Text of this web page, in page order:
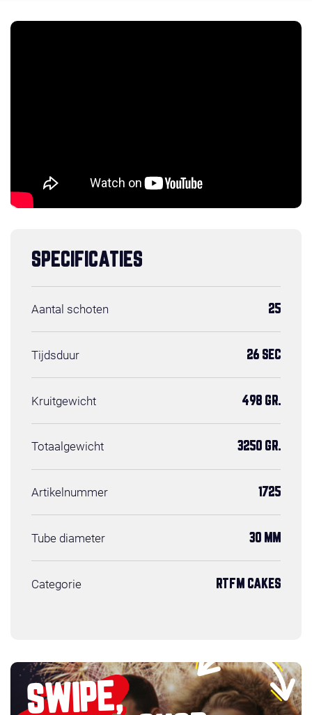
SPECIFICATIES
Aantal schoten 25
Tijdsduur 26 SEC
Kruitgewicht 498 GR.
Totaalgewicht 3250 GR.
Artikelnummer 1725
Tube diameter 30 MM
Categorie RTFM CAKES
SWIPE,